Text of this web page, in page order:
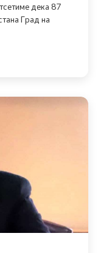
дека 87
Град на